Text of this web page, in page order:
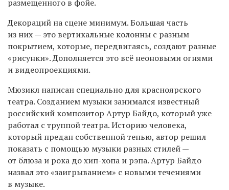
размещенного в фойе.
Декораций на сцене минимум. Большая часть
из них — это вертикальные колонны с разным
покрытием, которые, передвигаясь, создают разные
«рисунки». Дополняется это всё неоновыми огнями
и видеопроекциями.
Мюзикл написан специально для красноярского
театра. Созданием музыки занимался известный
российский композитор Артур Байдо, который уже
работал с труппой театра. Историю человека,
который предан собственной тенью, автор решил
показать с помощью музыки разных стилей —
от блюза и рока до хип-хопа и рэпа. Артур Байдо
назвал это «заигрыванием» с новыми течениями
в музыке.